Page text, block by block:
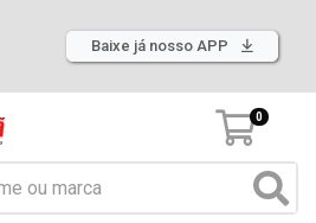
Baixe já nosso APP
0